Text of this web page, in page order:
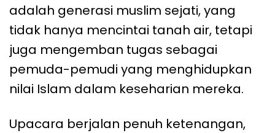
adalah generasi muslim sejati, yang
tidak hanya mencintai tanah air, tetapi
juga mengemban tugas sebagai
pemuda-pemudi yang menghidupkan
nilai Islam dalam keseharian mereka.
Upacara berjalan penuh ketenangan,